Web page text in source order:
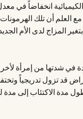
الكيميائية انخفاضاً
العلم أن تلك
المزاج لدى الأم
في شدتها من إمرأة
قد تزول تدريجياً
مدة الاكتئاب إلى مدة